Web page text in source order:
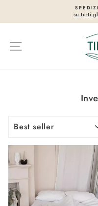
ai
su tutti
Navigazione del sito